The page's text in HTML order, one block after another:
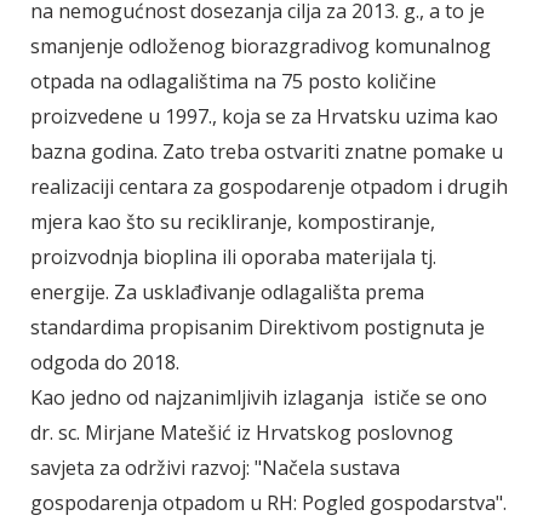
na nemogućnost dosezanja cilja za 2013. g., a to je
smanjenje odloženog biorazgradivog komunalnog
otpada na odlagalištima na 75 posto količine
proizvedene u 1997., koja se za Hrvatsku uzima kao
bazna godina. Zato treba ostvariti znatne pomake u
realizaciji centara za gospodarenje otpadom i drugih
mjera kao što su recikliranje, kompostiranje,
proizvodnja bioplina ili oporaba materijala tj.
energije. Za usklađivanje odlagališta prema
standardima propisanim Direktivom postignuta je
odgoda do 2018.
Kao jedno od najzanimljivih izlaganja ističe se ono
dr. sc. Mirjane Matešić iz Hrvatskog poslovnog
savjeta za održivi razvoj: "Načela sustava
gospodarenja otpadom u RH: Pogled gospodarstva".